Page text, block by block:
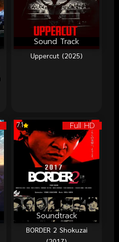
Sound Track
Uppercut (2025)
Full HD
Soundtrack
7.1
BORDER 2 Shokuzai